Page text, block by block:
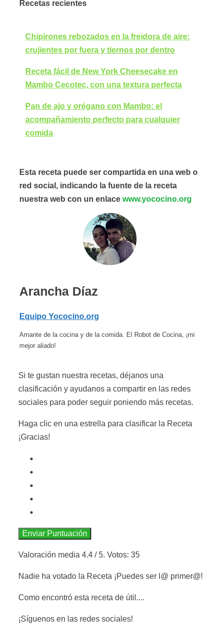
Recetas recientes
Chipirones rebozados en la freidora de aire:
crujientes por fuera y tiernos por dentro
Receta fácil de New York Cheesecake en
Mambo Cecotec, con una textura perfecta
Pan de ajo y orégano con Mambo: el
acompañamiento perfecto para cualquier
comida
Esta receta puede ser compartida en una web o
red social, indicando la fuente de la receta
nuestra web con un enlace www.yococino.org
Arancha Díaz
Equipo Yococino.org
Amante de la cocina y de la comida. El Robot de Cocina, ¡mi
mejor aliado!
Si te gustan nuestra recetas, déjanos una
clasificación y ayudanos a compartir en las redes
sociales para poder seguir poniendo más recetas.
Haga clic en una estrella para clasificar la Receta
¡Gracias!
Enviar Puntuación
Valoración media 4.4 / 5. Votos: 35
Nadie ha votado la Receta ¡Puedes ser l@ primer@!
Como encontró esta receta de útil....
¡Síguenos en las redes sociales!